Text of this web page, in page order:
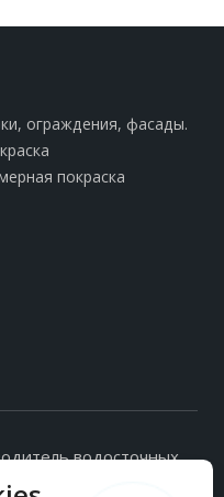
ограждения, фасады.
покраска
водосточных